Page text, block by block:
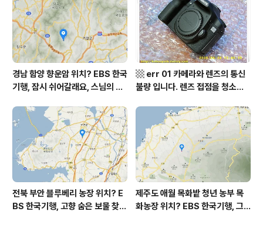
디? / 강원도 화천군 가볼 만한 곳
비수구미 마을, 파로호
영역 외국어영역 전문 해석, Engli
sh to Korean translation
경남 함양 향운암 위치? EBS 한국
기행, 잠시 쉬어갈래요, 스님의 어
상남도 함양군 가볼 만한 곳, 용추
계곡 향운암 명천스님, 덕유산 황
석산 거망산 기백산
▩ err 01 카메라와 렌즈의 통신
불량 입니다. 렌즈 접점을 청소하
전북 부안 블루베리 농장 위치? E
BS 한국기행, 고향 숨은 보물 찾
제주도 애월 목화밭 청년 농부 목
화농장 위치? EBS 한국기행, 그